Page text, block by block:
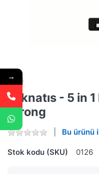
Mıknatıs - 5 in
Strong
Bu ürünü
Stok kodu (SKU) 0126
→